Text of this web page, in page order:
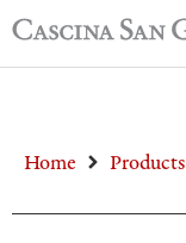
Home Products